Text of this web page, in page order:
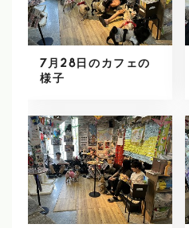
7月28日のカフェの
様子